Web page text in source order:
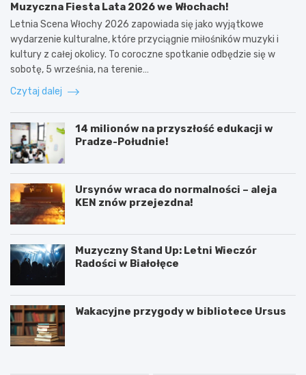
Muzyczna Fiesta Lata 2026 we Włochach!
Letnia Scena Włochy 2026 zapowiada się jako wyjątkowe
wydarzenie kulturalne, które przyciągnie miłośników muzyki i
kultury z całej okolicy. To coroczne spotkanie odbędzie się w
sobotę, 5 września, na terenie…
Czytaj dalej
14 milionów na przyszłość edukacji w
Pradze-Południe!
Ursynów wraca do normalności – aleja
KEN znów przejezdna!
Muzyczny Stand Up: Letni Wieczór
Radości w Białołęce
Wakacyjne przygody w bibliotece Ursus